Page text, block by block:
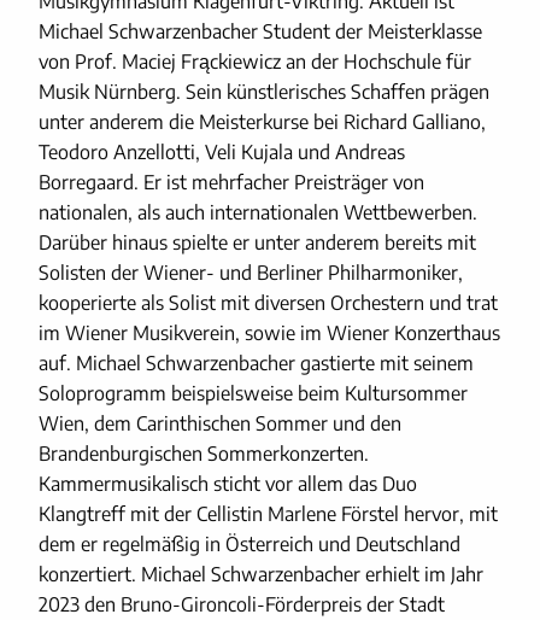
Michael Schwarzenbacher Student der Meisterklasse
von Prof. Maciej Frąckiewicz an der Hochschule für
Musik Nürnberg. Sein künstlerisches Schaffen prägen
unter anderem die Meisterkurse bei Richard Galliano,
Teodoro Anzellotti, Veli Kujala und Andreas
Borregaard. Er ist mehrfacher Preisträger von
nationalen, als auch internationalen Wettbewerben.
Darüber hinaus spielte er unter anderem bereits mit
Solisten der Wiener- und Berliner Philharmoniker,
kooperierte als Solist mit diversen Orchestern und trat
im Wiener Musikverein, sowie im Wiener Konzerthaus
auf. Michael Schwarzenbacher gastierte mit seinem
Soloprogramm beispielsweise beim Kultursommer
Wien, dem Carinthischen Sommer und den
Brandenburgischen Sommerkonzerten.
Kammermusikalisch sticht vor allem das Duo
Klangtreff mit der Cellistin Marlene Förstel hervor, mit
dem er regelmäßig in Österreich und Deutschland
konzertiert. Michael Schwarzenbacher erhielt im Jahr
2023 den Bruno-Gironcoli-Förderpreis der Stadt